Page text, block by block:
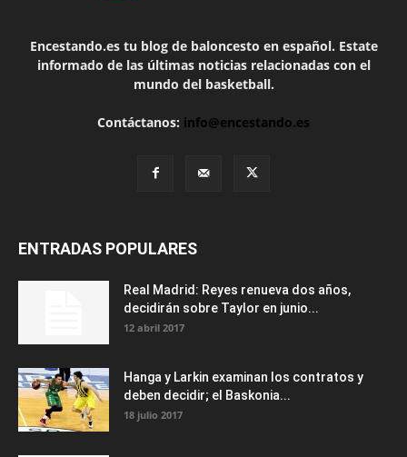
Encestando.es tu blog de baloncesto en español. Estate
informado de las últimas noticias relacionadas con el
mundo del basketball.
Contáctanos: info@encestando.es
ENTRADAS POPULARES
Real Madrid: Reyes renueva dos años,
decidirán sobre Taylor en junio...
12 abril 2017
Hanga y Larkin examinan los contratos y
deben decidir; el Baskonia...
18 julio 2017